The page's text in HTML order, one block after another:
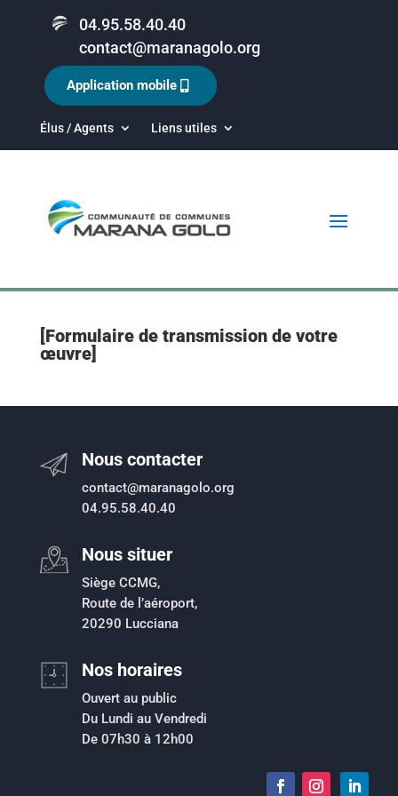
04.95.58.40.40
contact@maranagolo.org
Élus / Agents Liens utiles
Application mobile
[Formulaire de transmission de votre
œuvre]
Nous contacter
contact@maranagolo.org
04.95.58.40.40
Nous situer
Siège CCMG,
Route de l’aéroport,
20290 Lucciana
Nos horaires
Ouvert au public
Du Lundi au Vendredi
De 07h30 à 12h00